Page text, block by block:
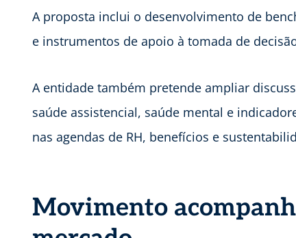
A proposta inclui o desenvolvimento de
e instrumentos de apoio à tomada de
A entidade também pretende ampliar
saúde assistencial, saúde mental e
nas agendas de RH, benefícios e
Movimento